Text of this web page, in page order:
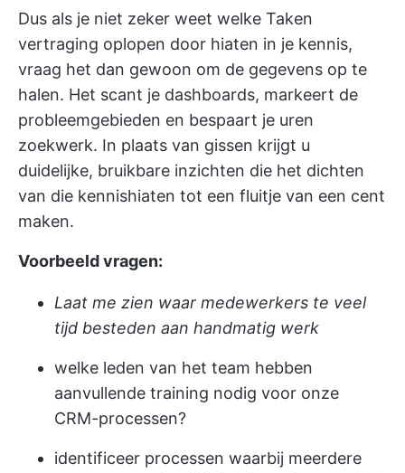
Dus als je niet zeker weet welke Taken
vertraging oplopen door hiaten in je kennis,
vraag het dan gewoon om de gegevens op te
halen. Het scant je dashboards, markeert de
probleemgebieden en bespaart je uren
zoekwerk. In plaats van gissen krijgt u
duidelijke, bruikbare inzichten die het dichten
van die kennishiaten tot een fluitje van een cent
maken.
Voorbeeld vragen:
Laat me zien waar medewerkers te veel
tijd besteden aan handmatig werk
welke leden van het team hebben
aanvullende training nodig voor onze
CRM-processen?
identificeer processen waarbij meerdere